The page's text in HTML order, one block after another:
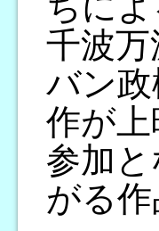
千波
バン
作が
参加
がる